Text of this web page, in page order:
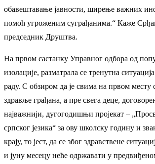
обавештавање јавности, ширење важних
помоћ угроженим суграђанима.“ Каже
председник Друштва.
На првом састанку Управног одбора од
изолације, разматрала се тренутна
раду. С обзиром да је свима на првом месту
здравље грађана, а пре свега деце,
најважнији, дугогодишњи пројекат –
српског језика“ за ову школску годину и
крају, то јест, да се због здравствене
и јуну месецу неће одржавати у